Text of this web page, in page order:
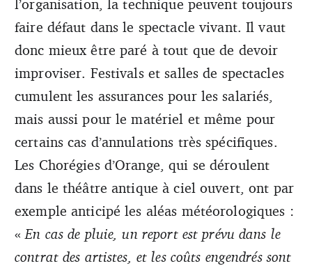
l’organisation, la technique peuvent toujours
faire défaut dans le spectacle vivant. Il vaut
donc mieux être paré à tout que de devoir
improviser. Festivals et salles de spectacles
cumulent les assurances pour les salariés,
mais aussi pour le matériel et même pour
certains cas d’annulations très spécifiques.
Les Chorégies d’Orange, qui se déroulent
dans le théâtre antique à ciel ouvert, ont par
exemple anticipé les aléas météorologiques :
« En cas de pluie, un report est prévu dans le
contrat des artistes, et les coûts engendrés sont